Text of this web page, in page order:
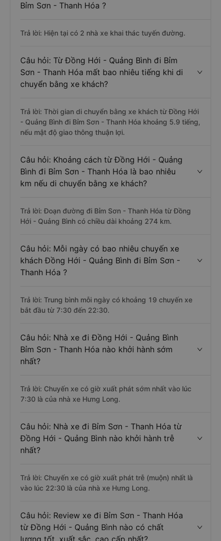
Bỉm Sơn - Thanh Hóa ?
Trả lời: Hiện tại có 2 nhà xe khai thác tuyến đường.
Câu hỏi: Từ Đồng Hới - Quảng Bình đi Bỉm
Sơn - Thanh Hóa mất bao nhiêu tiếng khi di
chuyển bằng xe khách?
Trả lời: Thời gian di chuyển bằng xe khách từ Đồng Hới
- Quảng Bình đi Bỉm Sơn - Thanh Hóa khoảng 5.9 tiếng,
nếu mật độ giao thông thuận lợi.
Câu hỏi: Khoảng cách từ Đồng Hới - Quảng
Bình đi Bỉm Sơn - Thanh Hóa là bao nhiêu
km nếu di chuyển bằng xe khách?
Trả lời: Đoạn đường đi Bỉm Sơn - Thanh Hóa từ Đồng
Hới - Quảng Bình có chiều dài khoảng 274 km.
Câu hỏi: Mỗi ngày có bao nhiêu chuyến xe
khách Đồng Hới - Quảng Bình đi Bỉm Sơn -
Thanh Hóa ?
Trả lời: Trung bình mỗi ngày có khoảng 19 chuyến xe
bắt đầu từ 7:30 đến 22:30.
Câu hỏi: Nhà xe đi Đồng Hới - Quảng Bình
Bỉm Sơn - Thanh Hóa nào khởi hành sớm
nhất?
Trả lời: Chuyến xe có giờ xuất phát sớm nhất vào lúc
7:30 là của nhà xe Hưng Long.
Câu hỏi: Nhà xe đi Bỉm Sơn - Thanh Hóa từ
Đồng Hới - Quảng Bình nào khởi hành trễ
nhất?
Trả lời: Chuyến xe có giờ xuất phát trễ (muộn) nhất là
vào lúc 22:30 là của nhà xe Hưng Long.
Câu hỏi: Review xe đi Bỉm Sơn - Thanh Hóa
từ Đồng Hới - Quảng Bình nào có chất
lượng tốt, xuất sắc, cao cấp nhất?